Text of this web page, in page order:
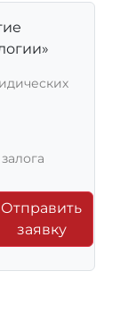
Отправить
заявку